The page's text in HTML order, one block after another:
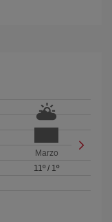
Marzo
11º / 1º